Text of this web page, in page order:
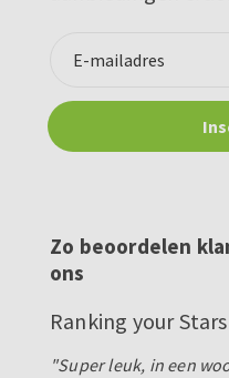
Zo beoordelen
ons
Ranking your
"Super leuk, in een